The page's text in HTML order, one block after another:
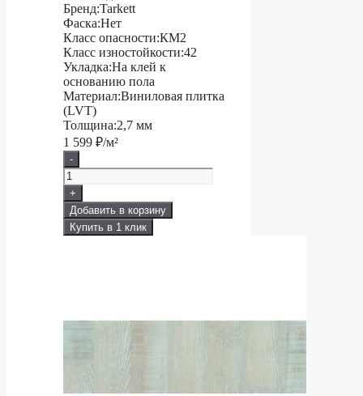
Бренд:Tarkett
Фаска:Нет
Класс опасности:КМ2
Класс изностойкости:42
Укладка:На клей к
основанию пола
Материал:Виниловая плитка
(LVT)
Толщина:2,7 мм
1 599 ₽/м²
-
+
Добавить в корзину
Купить в 1 клик